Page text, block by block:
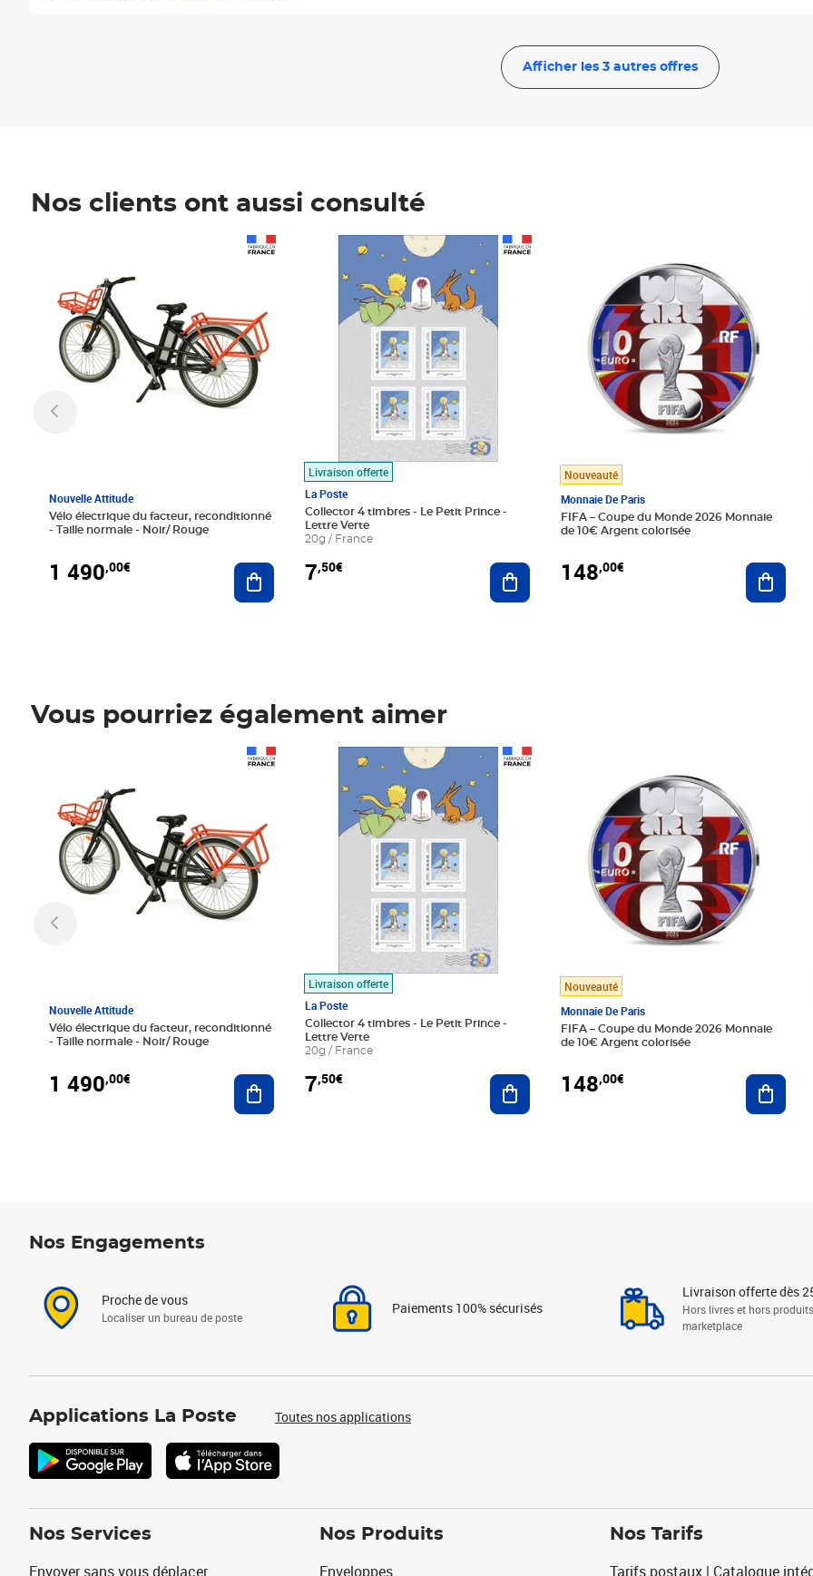
Afficher les 3 autres offres
Nos clients ont aussi consulté
Nouvelle Attitude
Vélo électrique du facteur, reconditionné
- Taille normale - Noir/ Rouge
1 490,00€ Ajouter au panier
Livraison offerte
La Poste
Collector 4 timbres - Le Petit Prince -
Lettre Verte
20g / France
7,50€
Prix 7,50€
Ajouter au panier
Nouveauté
Monnaie De Paris
FIFA – Coupe du Monde 2026 Monnaie
de 10€ Argent colorisée
148,00€
Vous pourriez également aimer
Nouvelle Attitude
Vélo électrique du facteur, reconditionné
- Taille normale - Noir/ Rouge
1 490,00€ Ajouter au panier
Livraison offerte
La Poste
Collector 4 timbres - Le Petit Prince -
Lettre Verte
20g / France
7,50€
Prix 7,50€
Ajouter au panier
Nouveauté
Monnaie De Paris
FIFA – Coupe du Monde 2026 Monnaie
de 10€ Argent colorisée
148,00€
Nos Engagements
Proche de vous
Localiser un bureau de poste
Paiements 100% sécurisés
Livraison offerte dès
Hors livres et hors produits
marketplace
Applications La Poste Toutes nos applications
Nos Services
Envoyer sans vous déplacer
Nos Produits
Enveloppes
Nos Tarifs
Tarifs postaux | Catalogue